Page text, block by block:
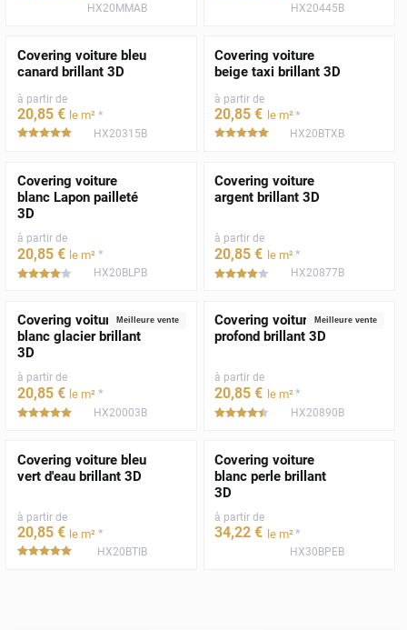
HX20MMAB HX20445B
Covering voiture bleu
canard brillant 3D
à partir de
20,85 € le m² *
*****HX20315B
Covering voiture
beige taxi brillant 3D
à partir de
20,85 € le m²*
*****HX20BTXB
Covering voiture
blanc Lapon pailleté
3D
à partir de
20,85 € le m² *
***** HX20BLPB
Covering voiture
argent brillant 3D
à partir de
20,85 € le m²*
***** HX20877B
Meilleure vente
Covering voiture
blanc glacier brillant
3D
à partir de
20,85 € le m² *
*****HX20003B
Meilleure vente
Covering voiture noir
profond brillant 3D
à partir de
20,85 € le m²*
***** HX20890B
Covering voiture bleu
vert d'eau brillant 3D
à partir de
20,85 € le m² *
*****HX20BTIB
Covering voiture
blanc perle brillant
3D
à partir de
34,22 € le m²*
HX30BPEB